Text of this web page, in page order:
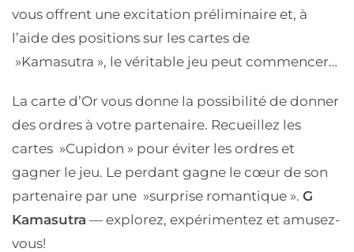
vous offrent une excitation préliminaire et, à
l’aide des positions sur les cartes de
»Kamasutra », le véritable jeu peut commencer…
La carte d’Or vous donne la possibilité de donner
des ordres à votre partenaire. Recueillez les
cartes »Cupidon » pour éviter les ordres et
gagner le jeu. Le perdant gagne le cœur de son
partenaire par une »surprise romantique ». G
Kamasutra — explorez, expérimentez et amusez-
vous!